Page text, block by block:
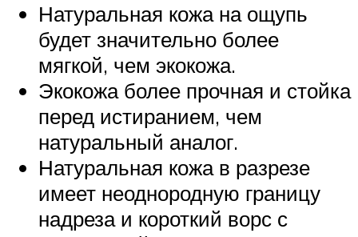
Натуральная кожа на ощупь
будет значительно более
мягкой, чем экокожа.
Экокожа более прочная и стойка
перед истиранием, чем
натуральный аналог.
Натуральная кожа в разрезе
имеет неоднородную границу
надреза и короткий ворс с